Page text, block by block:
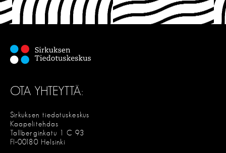
OTA YHTEYTTÄ:
Sirkuksen tiedotuskeskus
Kaapelitehdas
Tallberginkatu 1 C 93
FI-00180 Helsinki